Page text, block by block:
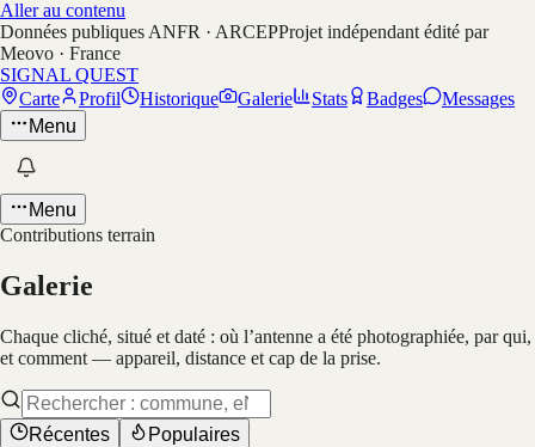
Aller au contenu
Données publiques ANFR · ARCEPProjet indépendant édité par
Meovo · France
SIGNAL QUEST
Carte
Profil Historique Galerie Stats Badges
Messages
Menu
Menu
Contributions terrain
Galerie
Chaque cliché, situé et daté : où l’antenne a été photographiée, par qui,
et comment — appareil, distance et cap de la prise.
Récentes
Populaires